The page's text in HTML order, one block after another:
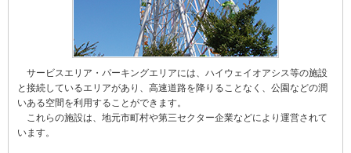
サービスエリア・パーキングエリアには、ハイウェイオアシス等の施設
と接続しているエリアがあり、高速道路を降りることなく、公園などの潤
いある空間を利用することができます。
これらの施設は、地元市町村や第三セクター企業などにより運営されて
います。